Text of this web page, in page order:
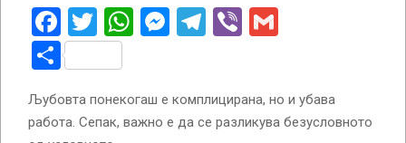
Facebook
Twitter
WhatsApp
Messenger
Telegram
Viber
Share
Љубовта понекогаш е комплицирана, но и убава
работа. Сепак, важно е да се разликува безусловното